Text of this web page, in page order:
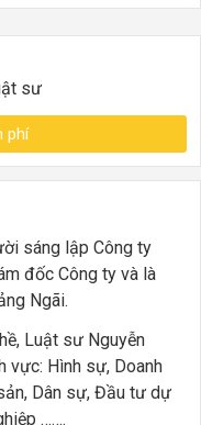
sư
phí
sáng lập Công ty
đốc Công ty và là
Ngãi.
Luật sư Nguyễn
vực: Hình sự, Doanh
Dân sự, Đầu tư dự
…….